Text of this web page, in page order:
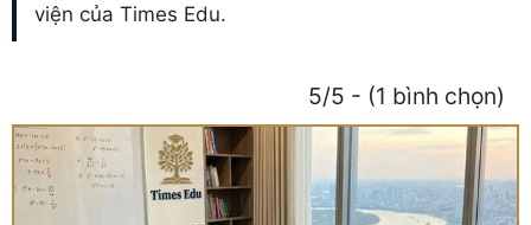
viện của Times Edu.
5/5 - (1 bình chọn)